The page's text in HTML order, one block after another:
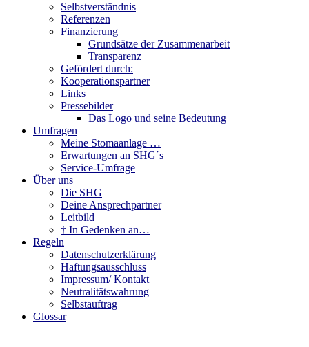
Selbstverständnis
Referenzen
Finanzierung
Grundsätze der Zusammenarbeit
Transparenz
Gefördert durch:
Kooperationspartner
Links
Pressebilder
Das Logo und seine Bedeutung
Umfragen
Meine Stomaanlage …
Erwartungen an SHG´s
Service-Umfrage
Über uns
Die SHG
Deine Ansprechpartner
Leitbild
† In Gedenken an…
Regeln
Datenschutzerklärung
Haftungsausschluss
Impressum/ Kontakt
Neutralitätswahrung
Selbstauftrag
Glossar